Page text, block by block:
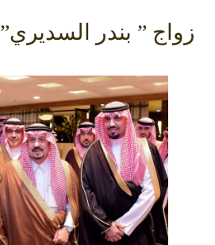
زواج ” بندر السديري”